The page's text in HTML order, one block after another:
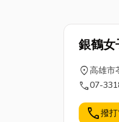
5...
銀鶴女
location_on高雄市
call07-
call撥